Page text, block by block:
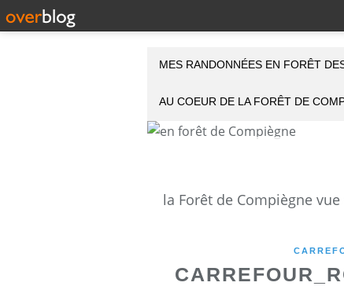
MES RANDONNÉES EN FORÊT
AU COEUR DE LA FORÊT DE